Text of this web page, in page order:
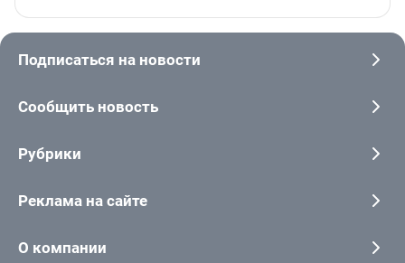
Подписаться на новости
Сообщить новость
Рубрики
Реклама на сайте
О компании